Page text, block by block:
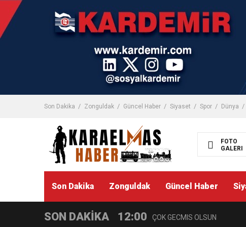
Son Dakika Zonguldak Güncel Haber Siyaset Spor Dünya
FOTO
GALERI
Son Dakika Zonguldak Güncel Haber
SON DAKİKA
11:03 ZGC’DEN KIZILAY’A DESTEK
8:22
8:19 AKBIYIK, BAKAN DANIŞMANI
1:13 Teşekkür
12:00 ÇOK GECMIS OLSUN